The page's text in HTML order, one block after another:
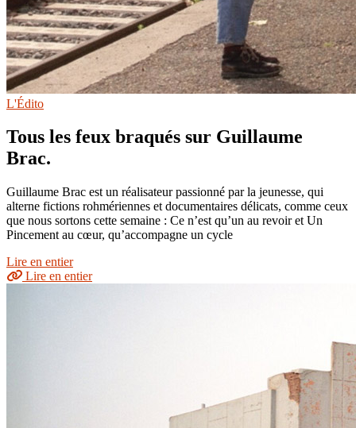
L'Édito
Tous les feux braqués sur Guillaume
Brac.
Guillaume Brac est un réalisateur passionné par la jeunesse, qui
alterne fictions rohmériennes et documentaires délicats, comme ceux
que nous sortons cette semaine : Ce n’est qu’un au revoir et Un
Pincement au cœur, qu’accompagne un cycle
Lire en entier
Lire en entier